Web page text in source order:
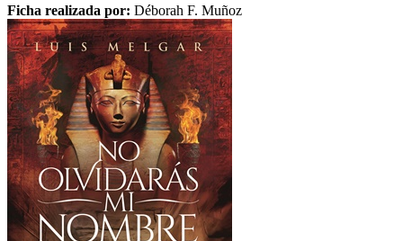
Ficha realizada por: Déborah F. Muñoz